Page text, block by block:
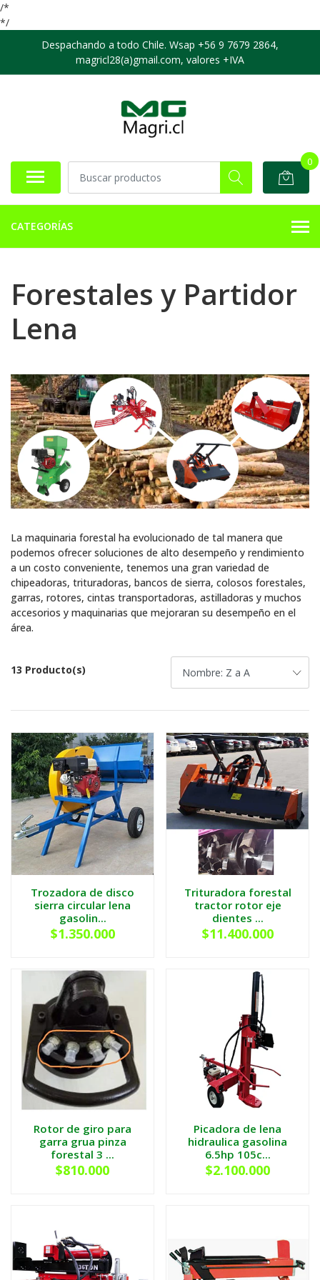
/*
*/
Despachando a todo Chile. Wsap +56 9 7679 2864,
magricl28(a)gmail.com, valores +IVA
0
CATEGORÍAS
Forestales y Partidor
Lena
La maquinaria forestal ha evolucionado de tal manera que
podemos ofrecer soluciones de alto desempeño y rendimiento
a un costo conveniente, tenemos una gran variedad de
chipeadoras, trituradoras, bancos de sierra, colosos forestales,
garras, rotores, cintas transportadoras, astilladoras y muchos
accesorios y maquinarias que mejoraran su desempeño en el
área.
13 Producto(s)
Trozadora de disco
sierra circular lena
gasolin...
$1.350.000
Trituradora forestal
tractor rotor eje
dientes ...
$11.400.000
Rotor de giro para
garra grua pinza
forestal 3 ...
$810.000
Picadora de lena
hidraulica gasolina
6.5hp 105c...
$2.100.000